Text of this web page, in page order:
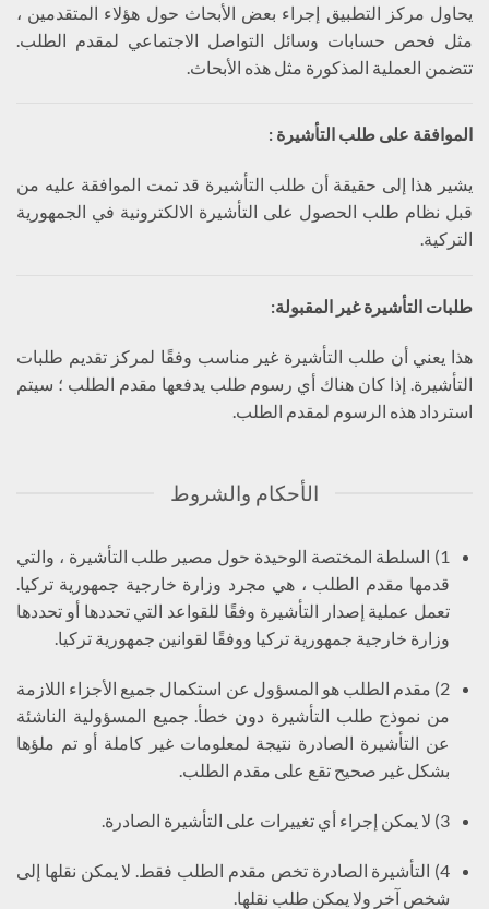
يحاول مركز التطبيق إجراء بعض الأبحاث حول هؤلاء المتقدمين ،
مثل فحص حسابات وسائل التواصل الاجتماعي لمقدم الطلب.
تتضمن العملية المذكورة مثل هذه الأبحاث.
الموافقة على طلب التأشيرة :
يشير هذا إلى حقيقة أن طلب التأشيرة قد تمت الموافقة عليه من
قبل نظام طلب الحصول على التأشيرة الالكترونية في الجمهورية
التركية.
طلبات التأشيرة غير المقبولة:
هذا يعني أن طلب التأشيرة غير مناسب وفقًا لمركز تقديم طلبات
التأشيرة. إذا كان هناك أي رسوم طلب يدفعها مقدم الطلب ؛ سيتم
استرداد هذه الرسوم لمقدم الطلب.
الأحكام والشروط
1) السلطة المختصة الوحيدة حول مصير طلب التأشيرة ، والتي
قدمها مقدم الطلب ، هي مجرد وزارة خارجية جمهورية تركيا.
تعمل عملية إصدار التأشيرة وفقًا للقواعد التي تحددها أو تحددها
وزارة خارجية جمهورية تركيا ووفقًا لقوانين جمهورية تركيا.
2) مقدم الطلب هو المسؤول عن استكمال جميع الأجزاء اللازمة
من نموذج طلب التأشيرة دون خطأ. جميع المسؤولية الناشئة
عن التأشيرة الصادرة نتيجة لمعلومات غير كاملة أو تم ملؤها
بشكل غير صحيح تقع على مقدم الطلب.
3) لا يمكن إجراء أي تغييرات على التأشيرة الصادرة.
4) التأشيرة الصادرة تخص مقدم الطلب فقط. لا يمكن نقلها إلى
شخص آخر ولا يمكن طلب نقلها.